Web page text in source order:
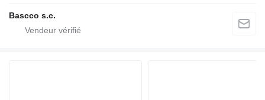
Bascco s.c.